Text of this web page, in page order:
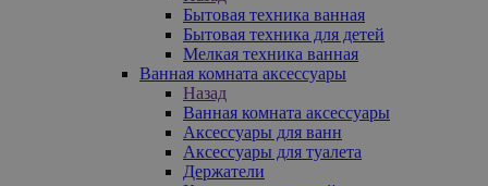
Бытовая техника ванная
Бытовая техника для детей
Мелкая техника ванная
Ванная комната аксессуары
Назад
Ванная комната аксессуары
Аксессуары для ванн
Аксессуары для туалета
Держатели